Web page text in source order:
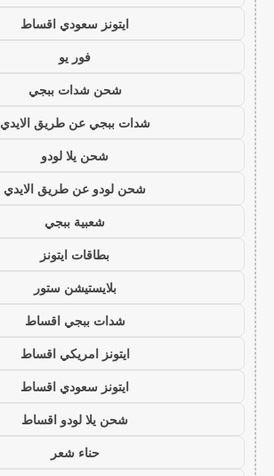
ايتونز سعودي اقساط
فور يو
شحن شدات ببجي
شدات ببجي عن طريق الايدي
شحن يلا لودو
شحن لودو عن طريق الايدي
شعبية ببجي
بطاقات ايتونز
بلايستيشن ستور
شدات ببجي اقساط
ايتونز امريكي اقساط
ايتونز سعودي اقساط
شحن يلا لودو اقساط
حناء شعر